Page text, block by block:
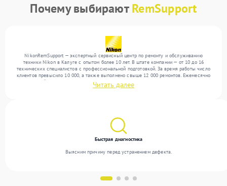
Почему выбираютRemSupport
NikonRemSupport — экспертный сервисный центр по ремонту и обслуживанию
техники Nikon в Калуге с опытом более 10 лет. В штате компании — от 10 до 16
технических специалистов с профессиональной подготовкой. За время работы число
клиентов превысило 10 000, а также выполнено свыше 12 000 ремонтов. Ежемесячно
в сервисный центр поступает свыше 300 единиц техники, включая , , . Мы устраняем
поломки любой сложности и обеспечиваем надежный результат благодаря
Читать далее
Быстрая диагностика
Выясним причину перед устранением дефекта.